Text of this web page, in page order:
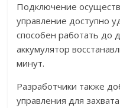
Подключение
управление доступно
способен работать до
аккумулятор
минут.
Разработчики также
управления для